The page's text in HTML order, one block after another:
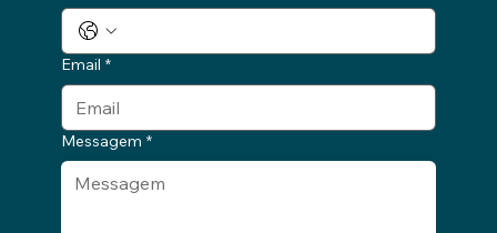
Email *
Messagem *